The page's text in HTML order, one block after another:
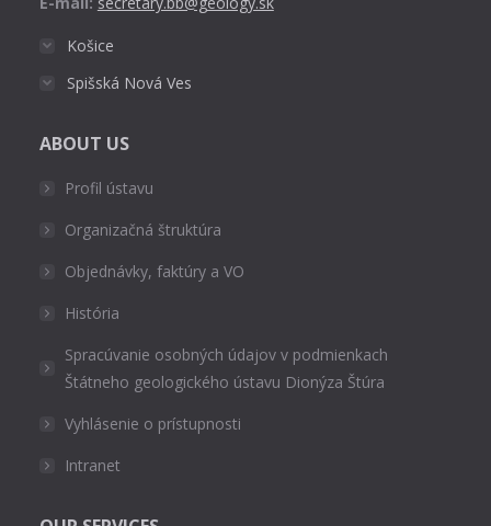
Košice
Spišská Nová Ves
ABOUT US
Profil ústavu
Organizačná štruktúra
Objednávky, faktúry a VO
História
Spracúvanie osobných údajov v podmienkach
Štátneho geologického ústavu Dionýza Štúra
Vyhlásenie o prístupnosti
Intranet